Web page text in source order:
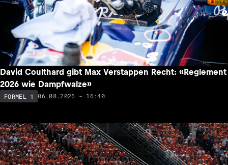
David Coulthard gibt Max Verstappen Recht: «Reglement
2026 wie Dampfwalze»
FORMEL 1 06.08.2026 - 16:40